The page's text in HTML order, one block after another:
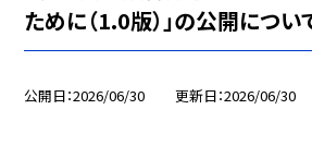
ために（1.0版）」の公開につい
公開日 2026/06/30 更新日 2026/06/30